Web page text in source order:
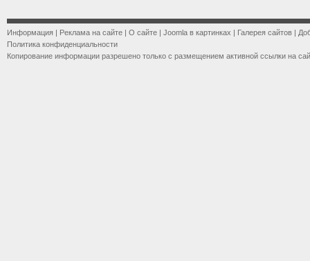
Информация | Реклама на сайте | О сайте | Joomla в картинках | Галерея сайтов |
Политика конфиденциальности
Копирование информации разрешено только с размещением активной ссылки на